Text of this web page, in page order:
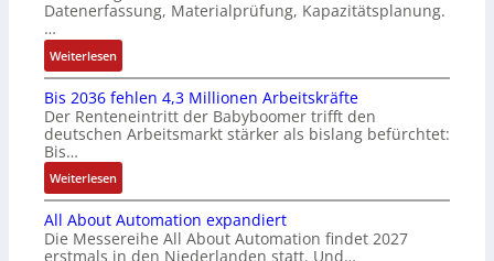
i
F
a
n
u
c
C
-
S
y
u
n
b
e
ä
t
i
g
m
u
l
t
i
v
r
i
b
l
s
e
I
n
t
e
g
r
a
t
i
o
Datenerfassung, Materialprüfung, Kapazitätsplanung.
…
Weiterlesen:
K
I
b
r
a
u
c
h
t
Bis 2036 fehlen 4,3 Millionen Arbeitskräfte
Der Renteneintritt der Babyboomer trifft den
deutschen Arbeitsmarkt stärker als bislang befürchtet:
Bis…
Weiterlesen:
B
i
s
All About Automation expandiert
Die Messereihe All About Automation findet 2027
erstmals in den Niederlanden statt. Und…